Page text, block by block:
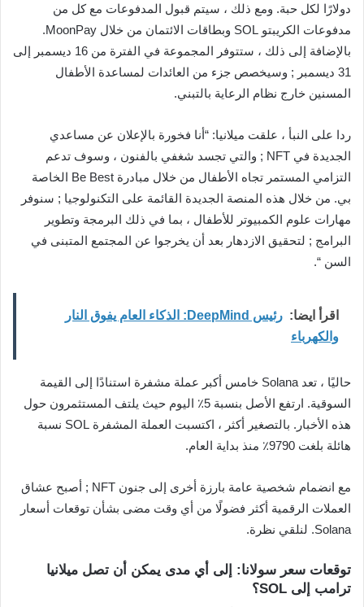
دولارًا لكل حبة. ومع ذلك ، سيتم قبول المدفوعات مع كل من
مدفوعات الكريبتو SOL وبطاقات الائتمان من خلال MoonPay.
بالإضافة إلى ذلك ، ستتوفر المجموعة في الفترة من 16 ديسمبر إلى
31 ديسمبر ; وسيخصص جزء من العائدات لمساعدة الأطفال
المسنين خارج نظام الرعاية بالتبني.
ردا على النبأ ، علقت ميلانيا: “أنا فخورة بالإعلان عن مساعدي
الجديدة في NFT ; والتي تجسد شغفي بالفنون ، وسوف تدعم
التزامي المستمر تجاه الأطفال من خلال مبادرة Be Best الخاصة
بي. من خلال هذه المنصة الجديدة القائمة على التكنولوجيا ; سنوفر
مهارات علوم الكمبيوتر للأطفال ، بما في ذلك البرمجة وتطوير
البرامج ; لتحقيق الازدهار بعد أن يخرجوا عن المجتمع المتبنى في
السن “.
اقرأ ايضا:
رئيس DeepMind: الذكاء العام يفوق النار
والكهرباء
حاليًا ، تعد Solana خامس أكبر عملة مشفرة استنادًا إلى القيمة
السوقية. ارتفع الأصل بنسبة 5٪ اليوم حيث يلتف المستثمرون حول
هذه الأخبار. بالتصغير أكثر ، اكتسبت العملة المشفرة SOL نسبة
هائلة بلغت 9790٪ منذ بداية العام.
مع انضمام شخصية عامة بارزة أخرى إلى جنون NFT ; أصبح عشاق
العملات الرقمية أكثر فضولًا من أي وقت مضى بشأن توقعات أسعار
Solana. لنلقي نظرة.
توقعات سعر سولانا: إلى أي مدى يمكن أن تصل ميلانيا
ترامب إلى SOL؟